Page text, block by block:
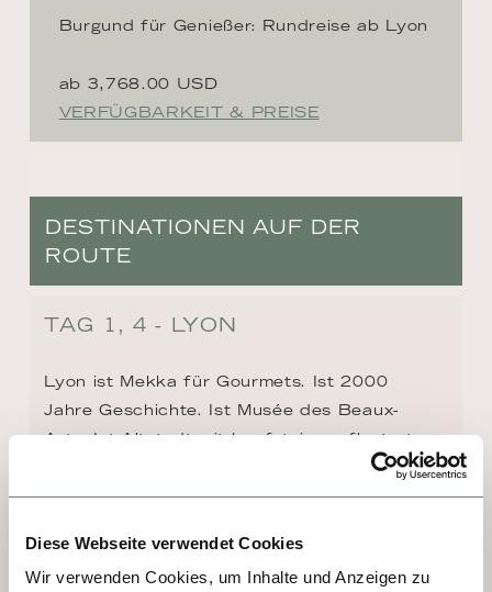
Diese Webseite verwendet Cookies
Wir verwenden Cookies, um Inhalte und Anzeigen zu
Burgund für Genießer: Rundreise ab Lyon
ab 3,768.00 USD
VERFÜGBARKEIT & PREISE
DESTINATIONEN AUF DER
ROUTE
TAG 1, 4 - LYON
Lyon ist Mekka für Gourmets. Ist 2000
Jahre Geschichte. Ist Musée des Beaux-
Arts. Ist Altstadt mit kopfsteingepflasterten
Gassen. Ist die Basilika Notre-Dame und
eine grandiose Aussicht über Stadt und
Arbeiterviertel La Croix-Rousse. Ist der
Gourmet-Tempel Les Halles de Lyon de Paul